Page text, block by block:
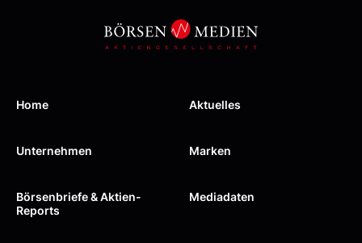
Home Aktuelles
Unternehmen Marken
Börsenbriefe & Aktien-
Reports
Mediadaten